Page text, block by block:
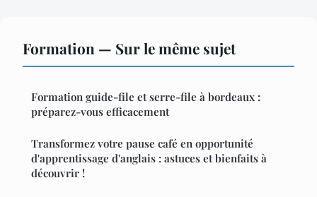
Formation — Sur le même sujet
Formation guide-file et serre-file à bordeaux :
préparez-vous efficacement
Transformez votre pause café en opportunité
d'apprentissage d'anglais : astuces et bienfaits à
découvrir !